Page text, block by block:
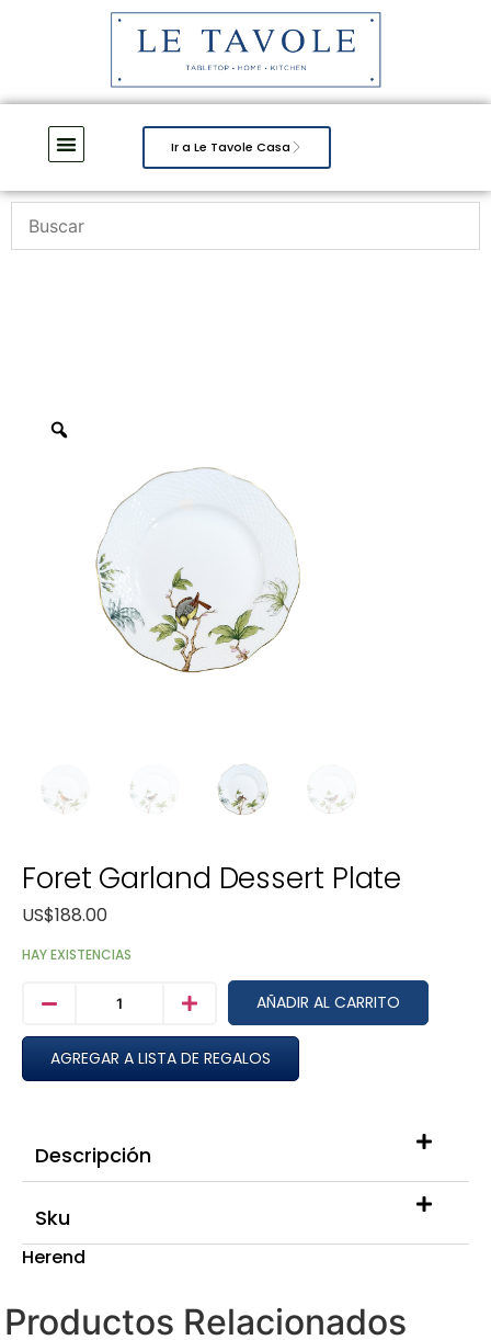
Ir a Le Tavole Casa
Foret Garland Dessert Plate
US$188.00
HAY EXISTENCIAS
AÑADIR AL CARRITO
AGREGAR A LISTA DE REGALOS
Descripción
Sku
Herend
Productos Relacionados